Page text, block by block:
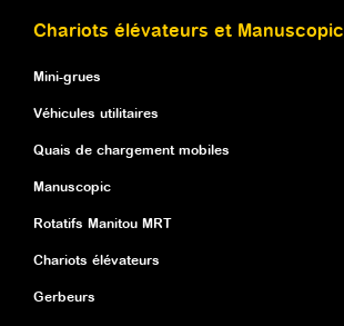
Chariots élévateurs et Manuscopic
Mini-grues
Véhicules utilitaires
Quais de chargement mobiles
Manuscopic
Rotatifs Manitou MRT
Chariots élévateurs
Gerbeurs